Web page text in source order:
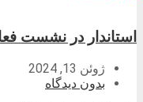
استاندار در نشست
ژوئن 13, 2024
بدون دیدگاه